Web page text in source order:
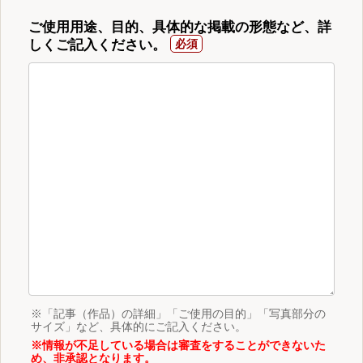
ご使用用途、目的、具体的な掲載の形態など、詳
しくご記入ください。
※「記事（作品）の詳細」「ご使用の目的」「写真部分の
サイズ」など、具体的にご記入ください。
※情報が不足している場合は審査をすることができないた
め、非承認となります。